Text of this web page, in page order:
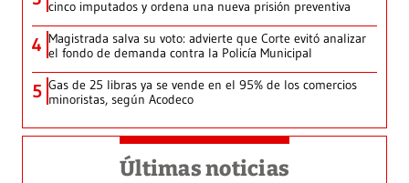
cinco imputados y ordena una nueva prisión preventiva
4 Magistrada salva su voto: advierte que Corte evitó analizar
el fondo de demanda contra la Policía Municipal
5 Gas de 25 libras ya se vende en el 95% de los comercios
minoristas, según Acodeco
Últimas noticias